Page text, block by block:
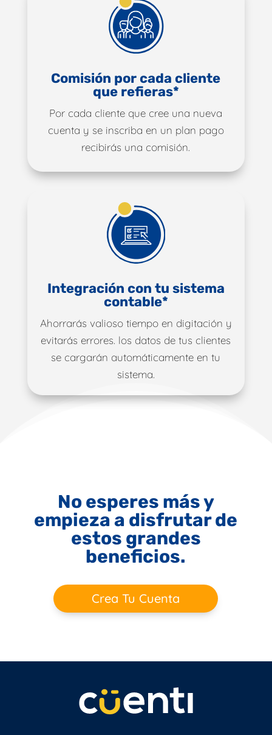
Comisión por cada cliente
que refieras*
Por cada cliente que cree una nueva
cuenta y se inscriba en un plan pago
recibirás una comisión.
Integración con tu sistema
contable*
Ahorrarás valioso tiempo en digitación y
evitarás errores. los datos de tus clientes
se cargarán automáticamente en tu
sistema.
No esperes más y
empieza a disfrutar de
estos grandes
beneficios.
Crea Tu Cuenta